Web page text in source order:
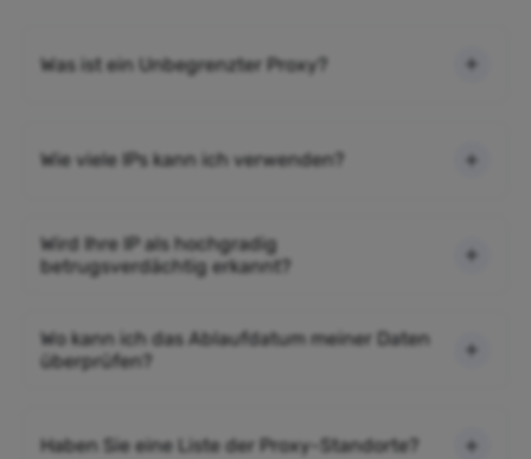
Was ist ein Unbegrenzter Proxy?
Wie viele IPs kann ich verwenden?
Wird Ihre IP als hochgradig
betrugsverdächtig erkannt?
Wo kann ich das Ablaufdatum meiner Daten
überprüfen?
Haben Sie eine Liste der Proxy-Standorte?